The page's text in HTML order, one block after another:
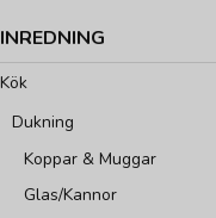
INREDNING
Kök
Dukning
Koppar & Muggar
Glas/Kannor